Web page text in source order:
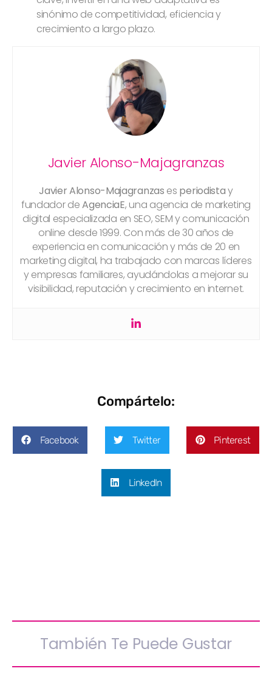
sinónimo de competitividad, eficiencia y
crecimiento a largo plazo.
Javier Alonso-Majagranzas
Javier Alonso-Majagranzas es periodistay
fundador deAgenciaE, una agencia de marketing
digital especializada en SEO, SEM y comunicación
online desde 1999. Con más de 30 años de
experiencia en comunicación y más de 20 en
marketing digital, ha trabajado con marcas líderes
y empresas familiares, ayudándolas a mejorar su
visibilidad, reputación y crecimiento en internet.
Compártelo:
Facebook Twitter Pinterest
LinkedIn
También Te Puede Gustar